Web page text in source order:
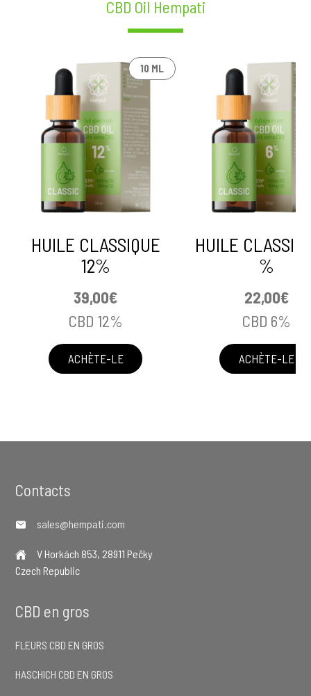
CBD Oil Hempati
10 ML
HUILE CLASSIQUE
12%
39,00€
CBD 12%
ACHÈTE-LE
HUILE
%
22,00€
CBD 6%
ACHÈTE-LE
Footer
Contacts
sales@hempati.com
V Horkách 853, 28911 Pečky
Czech Republic
CBD en gros
FLEURS CBD EN GROS
HASCHICH CBD EN GROS